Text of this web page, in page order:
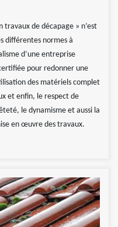
travaux de décapage » n’est
différentes normes à
d’une entreprise
pour redonner une
des matériels complet
et enfin, le respect de
le dynamisme et aussi la
en œuvre des travaux.